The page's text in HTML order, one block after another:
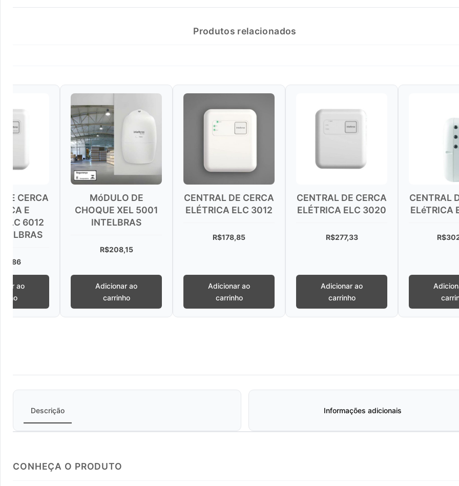
Produtos relacionados
MóDULO DE
XEL 5001
INTELBRAS
Adicionar ao
carrinho
CENTRAL DE CERCA
ELÉTRICA ELC 3012
Adicionar ao
carrinho
CENTRAL DE CERCA
ELÉTRICA ELC 3020
R$
Adicionar ao
carrinho
CENTRAL DE CERCA
ELéTRICA ELC 5002
R$
Adicionar ao
carrinho
Descrição Informações adicionais
CONHEÇA O PRODUTO